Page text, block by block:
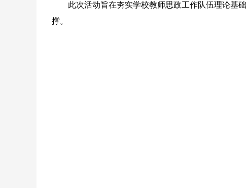
此次活动旨在夯实学校教师思政工作队伍理论基础
撑。